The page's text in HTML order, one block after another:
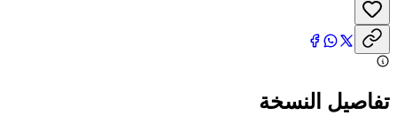
تفاصيل النسخة